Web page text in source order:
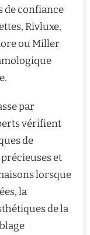
de confiance
Rivluxe,
ou Miller
par
vérifient
de
et
lorsque
la
de la